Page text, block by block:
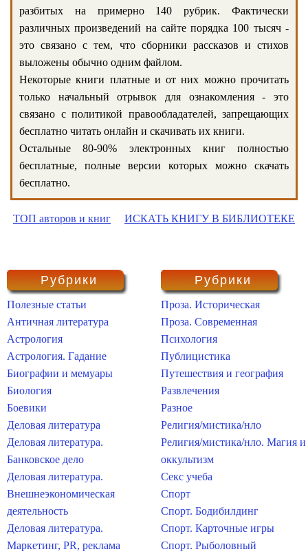
разбитых на примерно 140 рубрик. Фактически
различных произведений на сайте порядка 100 тысяч -
это связано с тем, что сборники рассказов и стихов
выложены обычно одним файлом.
Некоторые книги платные и от них можно прочитать
только начальный отрывок для ознакомления - это
связано с политикой правообладателей, запрещающих
бесплатно читать онлайн и скачивать их книги.
Остальные 80-90% электронных книг полностью
бесплатные, полные версии которых можно скачать
бесплатно.
ТОП авторов и книг ИСКАТЬ КНИГУ В БИБЛИОТЕКЕ
Рубрики
Полезные статьи
Античная литература
Астрология
Астрология. Гадание
Биографии и мемуары
Биология
Боевики
Деловая литература
Деловая литература.
Банковское дело
Деловая литература.
Внешнеэкономическая
деятельность
Деловая литература.
Маркетинг, PR, реклама
Рубрики
Проза. Историческая
Проза. Современная
Психология
Публицистика
Путешествия и география
Развлечения
Разное
Религия/мистика/нло
Религия/мистика/нло. Магия и
оккультизм
Секс учеба
Спорт
Спорт. Бодибилдинг
Спорт. Карточные игры
Спорт. Рыболовный